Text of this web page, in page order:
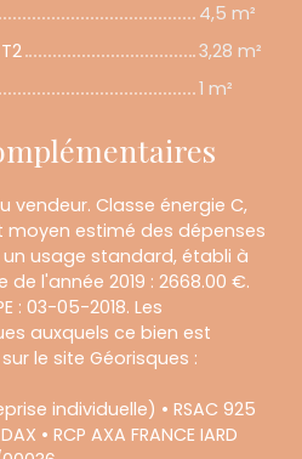
4,5 m²
3,28 m²
1 m²
vendeur. Classe énergie C,
moyen estimé des dépenses
usage standard, établi à
l'année 2019 : 2668.00 €.
: 03-05-2018. Les
auxquels ce bien est
le site Géorisques :
individuelle) • RSAC 925
• RCP AXA FRANCE IARD